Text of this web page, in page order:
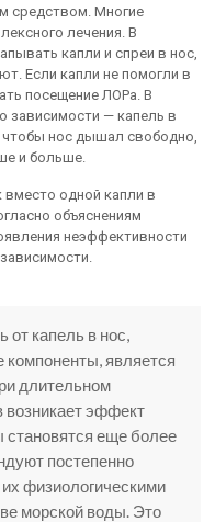
средством. Многие
лечения. В
капли и спреи в нос,
Если капли не помогли в
посещение ЛОРа. В
зависимости — капель в
чтобы нос дышал свободно,
и больше.
одной капли в
объяснениям
неэффективности
от капель в нос,
является
длительном
возникает эффект
становятся еще более
постепенно
физиологическими
морской воды. Это